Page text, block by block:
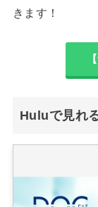
きます！
Huluで見れ